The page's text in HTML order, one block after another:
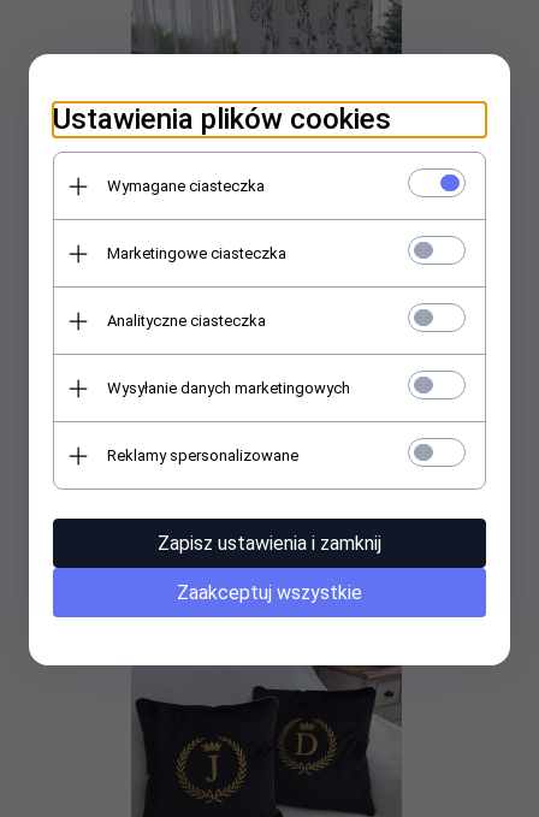
Dekoracyjna poduszka welurowa w stylu Hamptons motyw
koralowca-wielkość, kształt i kolor do wyboru
169,
Ustawienia plików cookies
Wymagane ciasteczka
Marketingowe ciasteczka
Analityczne ciasteczka
Wysyłanie danych marketingowych
Reklamy spersonalizowane
Zapisz ustawienia i zamknij
Zaakceptuj wszystkie